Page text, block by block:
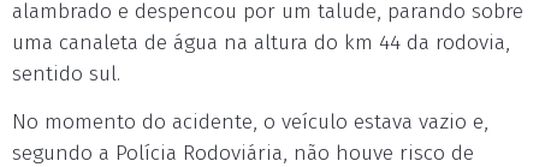
alambrado e despencou por um talude, parando sobre
uma canaleta de água na altura do km 44 da rodovia,
sentido sul.
No momento do acidente, o veículo estava vazio e,
segundo a Polícia Rodoviária, não houve risco de